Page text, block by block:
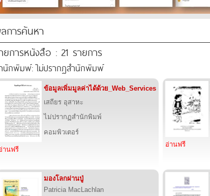
การค้นหา
ยการหนังสือ : 21 รายการ
นักพิมพ์: ไม่ปรากฏสำนักพิมพ์
ข้อมูลเพิ่มมูลค่าได้ด้วย_Web_Services
เสถียร อุสาหะ
ไม่ปรากฏสำนักพิมพ์
คอมพิวเตอร์
านฟรี
อ่านฟรี
มองโลกผ่านปู่
Patricia MacLachlan